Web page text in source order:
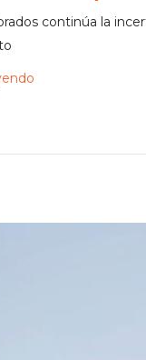
continúa la